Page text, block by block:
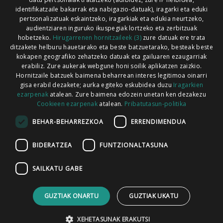
Codesyntaxek garatua
HARREMANETARAKO
identifikatzaile bakarrak eta nabigazio-datuak), iragarki eta eduki
pertsonalizatuak eskaintzeko, iragarkiak eta edukia neurtzeko,
audientziaren inguruko ikuspegiak lortzeko eta zerbitzuak
hobetzeko. Hirugarrenen hornitzaileek (3)zure datuak ere trata
ditzakete helburu hauetarako eta beste batzuetarako, besteak beste
kokapen geografiko zehatzeko datuak eta gailuaren ezaugarriak
erabiliz. Zure aukerak webgune honi soilik aplikatzen zaizkio.
Hornitzaile batzuek baimena beharrean interes legitimoa oinarri
gisa erabil dezakete; aurka egiteko eskubidea duzu Iragarkien
ezarpenakatalean. Zure baimena edozein unetan ken dezakezu
Cookieen ezarpenak atalean. Pribatutasun-politika
BEHAR-BEHARREZKOA ERRENDIMENDUA
BIDERATZEA FUNTZIONALTASUNA
SAILKATU GABE
GUZTIAK ONARTU GUZTIAK UKATU
XEHETASUNAK ERAKUTSI